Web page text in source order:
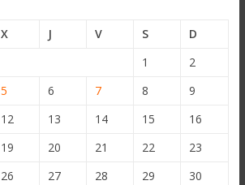
X J V S
D
1
2
5 6 7 8
9
12 13 14 15
16
19 20 21 22
23
26 27 28 29
30